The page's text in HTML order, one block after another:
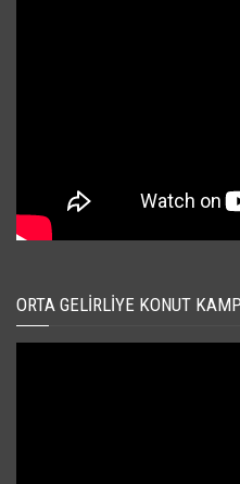
ORTA GELIRLIYE KONUT